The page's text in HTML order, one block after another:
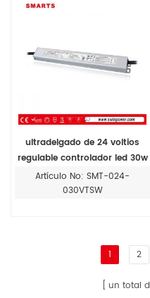
ultradelgado de 24 voltios
regulable controlador led 30w
fuente de alimentación led ac
a dc
Artículo No: SMT-024-
030VTSW
1 2
un total